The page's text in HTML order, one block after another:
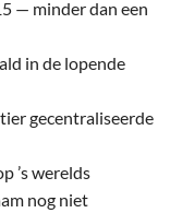
— minder dan een
in de lopende
gecentraliseerde
’s werelds
nog niet